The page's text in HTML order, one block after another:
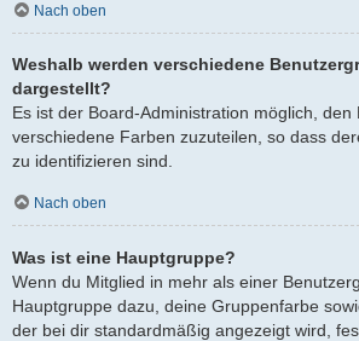
Nach oben
Weshalb werden verschiedene
dargestellt?
Es ist der Board-Administration möglich, den
verschiedene Farben zuzuteilen, so dass
zu identifizieren sind.
Nach oben
Was ist eine Hauptgruppe?
Wenn du Mitglied in mehr als einer
Hauptgruppe dazu, deine Gruppenfarbe
der bei dir standardmäßig angezeigt wird,